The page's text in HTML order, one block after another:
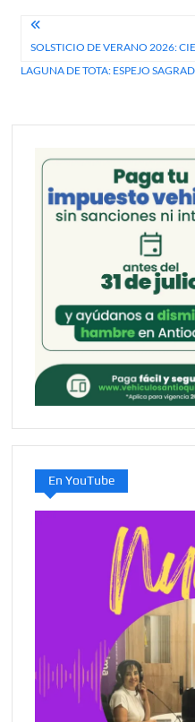
Navegación
deSOLSTICIO DE VERANO 2026:
LAGUNA DE TOTA: ESPEJO
En YouTube